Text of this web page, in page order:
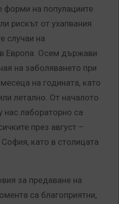
на популациите
рискът от ухапвания
случаи на
Европа. Осем държави
на заболяването при
на годината, като
летално. От началото
нас лабораторно са
през август –
като в столицата
за предаване на
са благоприятни,